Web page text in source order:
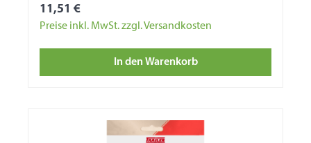
11,51 €
Preise inkl. MwSt. zzgl. Versandkosten
In den Warenkorb